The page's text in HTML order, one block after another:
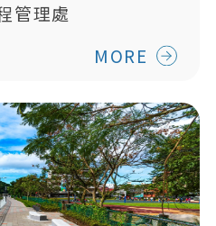
管理處
MORE